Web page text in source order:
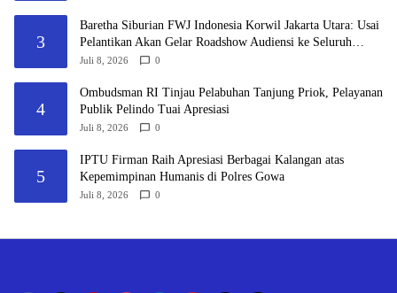
3
Baretha Siburian FWJ Indonesia Korwil Jakarta Utara: Usai
Pelantikan Akan Gelar Roadshow Audiensi ke Seluruh
Pemangku Kepentingan
Juli 8, 2026 0
4
Ombudsman RI Tinjau Pelabuhan Tanjung Priok, Pelayanan
Publik Pelindo Tuai Apresiasi
Juli 8, 2026 0
5
IPTU Firman Raih Apresiasi Berbagai Kalangan atas
Kepemimpinan Humanis di Polres Gowa
Juli 8, 2026 0